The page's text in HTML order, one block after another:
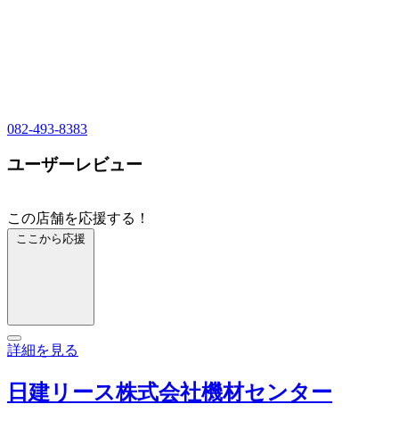
082-493-8383
ユーザーレビュー
この店舗を応援する！
ここから応援
詳細を見る
日建リース株式会社機材センター